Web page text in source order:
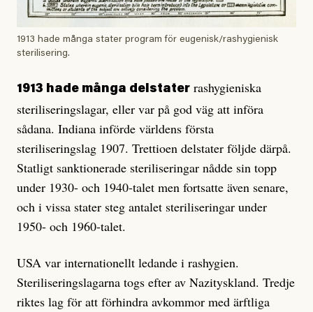
1913 hade många stater program för eugenisk/rashygienisk
sterilisering.
1913 hade många delstater rashygieniska
steriliseringslagar, eller var på god väg att införa
sådana. Indiana införde världens första
steriliseringslag 1907. Trettioen delstater följde därpå.
Statligt sanktionerade steriliseringar nådde sin topp
under 1930- och 1940-talet men fortsatte även senare,
och i vissa stater steg antalet steriliseringar under
1950- och 1960-talet.
USA var internationellt ledande i rashygien.
Steriliseringslagarna togs efter av Nazityskland. Tredje
riktes lag för att förhindra avkommor med ärftliga